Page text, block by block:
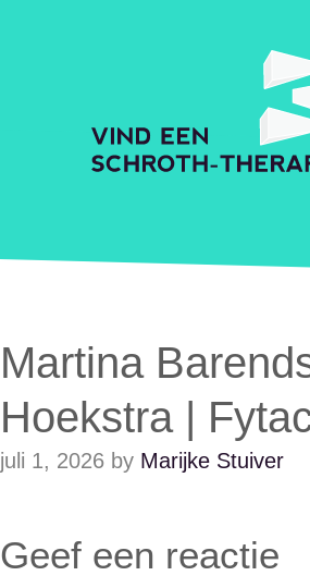
Martina
Hoekstra |
juli 1, 2026 by Marijke Stuiver
Geef een reactie